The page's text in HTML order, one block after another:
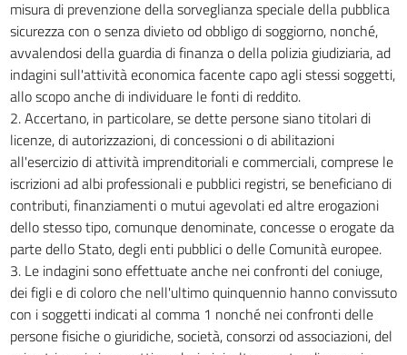
25
26
27
28
29
30
31
32
33
34
35
36
misura di prevenzione della sorveglianza speciale della pubblica
sicurezza con o senza divieto od obbligo di soggiorno, nonché,
avvalendosi della guardia di finanza o della polizia giudiziaria, ad
indagini sull'attività economica facente capo agli stessi soggetti,
allo scopo anche di individuare le fonti di reddito.
2. Accertano, in particolare, se dette persone siano titolari di
licenze, di autorizzazioni, di concessioni o di abilitazioni
all'esercizio di attività imprenditoriali e commerciali, comprese le
iscrizioni ad albi professionali e pubblici registri, se beneficiano di
contributi, finanziamenti o mutui agevolati ed altre erogazioni
dello stesso tipo, comunque denominate, concesse o erogate da
parte dello Stato, degli enti pubblici o delle Comunità europee.
3. Le indagini sono effettuate anche nei confronti del coniuge,
dei figli e di coloro che nell'ultimo quinquennio hanno convissuto
con i soggetti indicati al comma 1 nonché nei confronti delle
persone fisiche o giuridiche, società, consorzi od associazioni, del